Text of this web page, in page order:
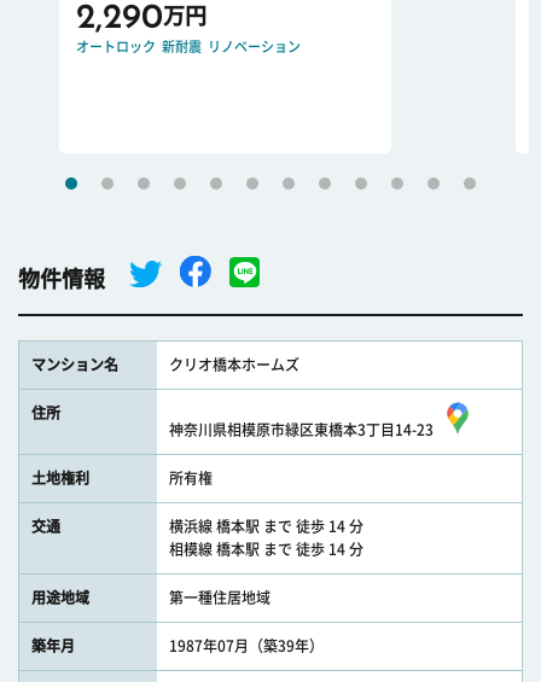
2,290万円
オートロック 新耐震 リノベーション
物件情報
マンション名 クリオ橋本ホームズ
住所
神奈川県相模原市緑区東橋本3丁目14-23
土地権利 所有権
交通
横浜線 橋本駅 まで 徒歩 14 分
相模線 橋本駅 まで 徒歩 14 分
用途地域 第一種住居地域
築年月 1987年07月（築39年）